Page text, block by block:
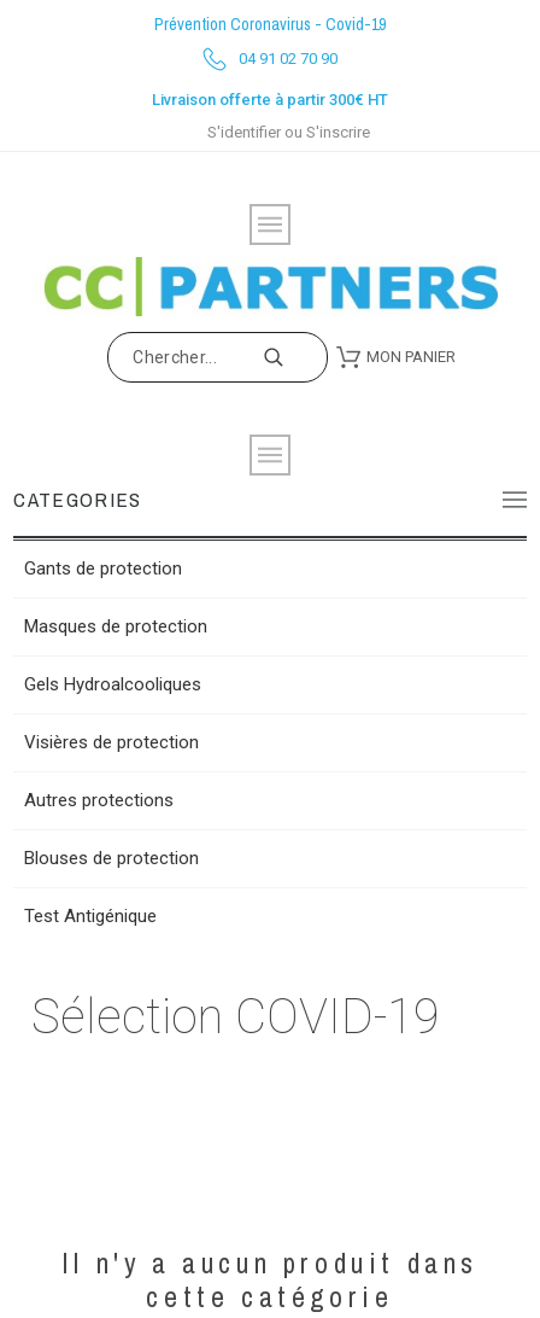
Prévention Coronavirus - Covid-19
04 91 02 70 90
Livraison offerte à partir 300€ HT
S'identifierou S'inscrire
MON PANIER
CATEGORIES
Gants de protection
Masques de protection
Gels Hydroalcooliques
Visières de protection
Autres protections
Blouses de protection
Test Antigénique
Sélection COVID-19
Il n'y a aucun produit dans
cette catégorie